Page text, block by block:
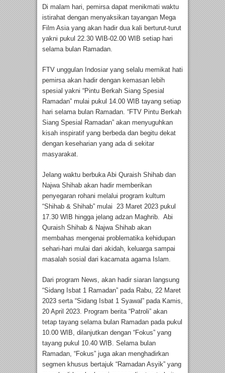
Di malam hari, pemirsa dapat menikmati waktu
istirahat dengan menyaksikan tayangan Mega
Film Asia yang akan hadir dua kali berturut-turut
yakni pukul 22.30 WIB-02.00 WIB setiap hari
selama bulan Ramadan.
FTV unggulan Indosiar yang selalu memikat hati
pemirsa akan hadir dengan kemasan lebih
spesial yakni “Pintu Berkah Siang Spesial
Ramadan” mulai pukul 14.00 WIB tayang setiap
hari selama bulan Ramadan. “FTV Pintu Berkah
Siang Spesial Ramadan” akan menyuguhkan
kisah inspiratif yang berbeda dan begitu dekat
dengan keseharian yang ada di sekitar
masyarakat.
Jelang waktu berbuka Abi Quraish Shihab dan
Najwa Shihab akan hadir memberikan
penyegaran rohani melalui program kultum
“Shihab & Shihab” mulai 23 Maret 2023 pukul
17.30 WIB hingga jelang adzan Maghrib. Abi
Quraish Shihab & Najwa Shihab akan
membahas mengenai problematika kehidupan
sehari-hari mulai dari akidah, keluarga sampai
masalah sosial dari kacamata agama Islam.
Dari program News, akan hadir siaran langsung
“Sidang Isbat 1 Ramadan” pada Rabu, 22 Maret
2023 serta “Sidang Isbat 1 Syawal” pada Kamis,
20 April 2023. Program berita “Patroli” akan
tetap tayang selama bulan Ramadan pada pukul
10.00 WIB, dilanjutkan dengan “Fokus” yang
tayang pukul 10.40 WIB. Selama bulan
Ramadan, “Fokus” juga akan menghadirkan
segmen khusus bertajuk “Ramadan Asyik” yang